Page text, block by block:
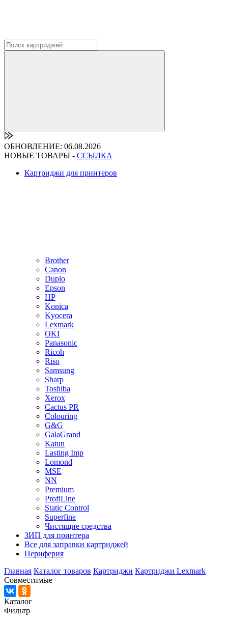
ОБНОВЛЕНИЕ: 06.08.2026
НОВЫЕ ТОВАРЫ - ССЫЛКА
Картриджи для принтеров
Brother
Canon
Duplo
Epson
HP
Konica
Kyocera
Lexmark
OKI
Panasonic
Ricoh
Riso
Samsung
Sharp
Toshiba
Xerox
Cactus PR
Colouring
G&G
GalaGrand
Katun
Lasting Imp
Lomond
MSE
NN
Premium
ProfiLine
Static Control
Superfine
Чистящие средства
ЗИП для принтера
Все для заправки картриджей
Периферия
Главная Каталог товаров Картриджи Картриджи Lexmark
Совместимые
Каталог
Фильтр